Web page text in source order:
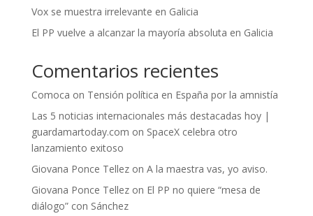
Vox se muestra irrelevante en Galicia
El PP vuelve a alcanzar la mayoría absoluta en Galicia
Comentarios recientes
Comoca on Tensión política en España por la amnistía
Las 5 noticias internacionales más destacadas hoy |
guardamartoday.com on SpaceX celebra otro
lanzamiento exitoso
Giovana Ponce Tellezon A la maestra vas, yo aviso.
Giovana Ponce Tellezon El PP no quiere “mesa de
diálogo” con Sánchez